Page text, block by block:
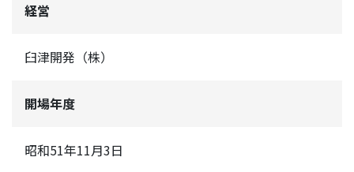
経営
臼津開発（株）
開場年度
昭和51年11月3日